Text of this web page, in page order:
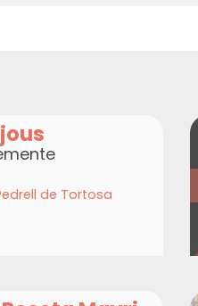
de Tortosa